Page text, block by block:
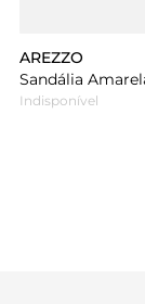
AREZZO
Indisponível